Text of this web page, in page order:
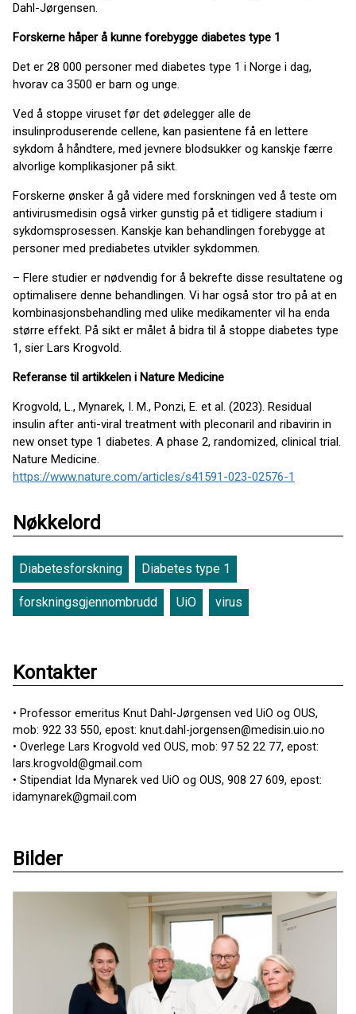
Dahl-Jørgensen.
Forskerne håper å kunne forebygge diabetes type 1
Det er 28 000 personer med diabetes type 1 i Norge i dag,
hvorav ca 3500 er barn og unge.
Ved å stoppe viruset før det ødelegger alle de
insulinproduserende cellene, kan pasientene få en lettere
sykdom å håndtere, med jevnere blodsukker og kanskje færre
alvorlige komplikasjoner på sikt.
Forskerne ønsker å gå videre med forskningen ved å teste om
antivirusmedisin også virker gunstig på et tidligere stadium i
sykdomsprosessen. Kanskje kan behandlingen forebygge at
personer med prediabetes utvikler sykdommen.
– Flere studier er nødvendig for å bekrefte disse resultatene og
optimalisere denne behandlingen. Vi har også stor tro på at en
kombinasjonsbehandling med ulike medikamenter vil ha enda
større effekt. På sikt er målet å bidra til å stoppe diabetes type
1, sier Lars Krogvold.
Referanse til artikkelen i Nature Medicine
Krogvold, L., Mynarek, I. M., Ponzi, E. et al. (2023). Residual
insulin after anti-viral treatment with pleconaril and ribavirin in
new onset type 1 diabetes. A phase 2, randomized, clinical trial.
Nature Medicine.
https://www.nature.com/articles/s41591-023-02576-1
Nøkkelord
Diabetesforskning Diabetes type 1
forskningsgjennombrudd UiO virus
Kontakter
• Professor emeritus Knut Dahl-Jørgensen ved UiO og OUS,
mob: 922 33 550, epost: knut.dahl-jorgensen@medisin.uio.no
• Overlege Lars Krogvold ved OUS, mob: 97 52 22 77, epost:
lars.krogvold@gmail.com
• Stipendiat Ida Mynarek ved UiO og OUS, 908 27 609, epost:
idamynarek@gmail.com
Bilder